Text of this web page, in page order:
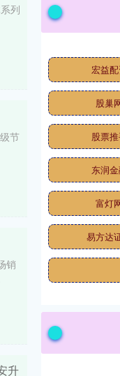
列
节
销
升
宏益
股巢
股票
东润
富灯
易方达